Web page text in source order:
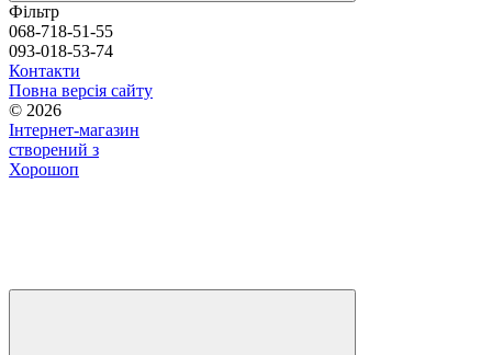
Фільтр
068-718-51-55
093-018-53-74
Контакти
Повна версія сайту
© 2026
Інтернет-магазин
створений з
Хорошоп